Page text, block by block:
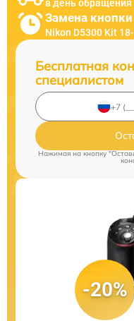
в день обращения
Замена
Nikon D5300 Kit
Бесплатная
специалистом
Нажимая на кнопку
-20%